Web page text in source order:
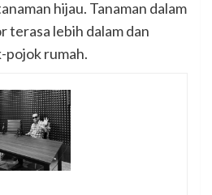
hijau. Tanaman dalam
terasa lebih dalam dan
pojok rumah.